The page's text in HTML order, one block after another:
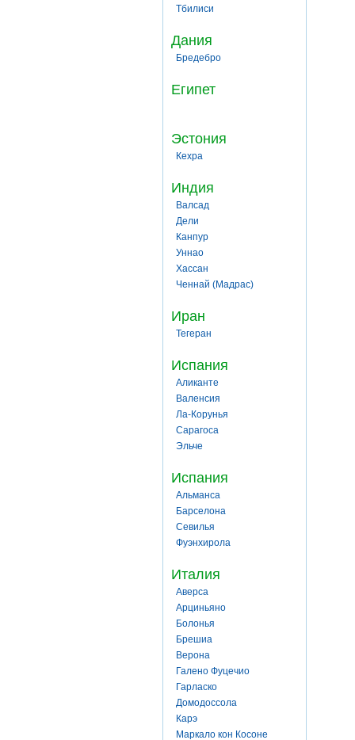
Тбилиси
Дания
Бредебро
Египет
Эстония
Кехра
Индия
Валсад
Дели
Канпур
Уннао
Хассан
Ченнай (Мадрас)
Иран
Тегеран
Испания
Аликанте
Валенсия
Ла-Корунья
Сарагоса
Эльче
Испания
Альманса
Барселона
Севилья
Фуэнхирола
Италия
Аверса
Арциньяно
Болонья
Брешиа
Верона
Галено Фуцечио
Гарласко
Домодоссола
Карэ
Маркало кон Косоне